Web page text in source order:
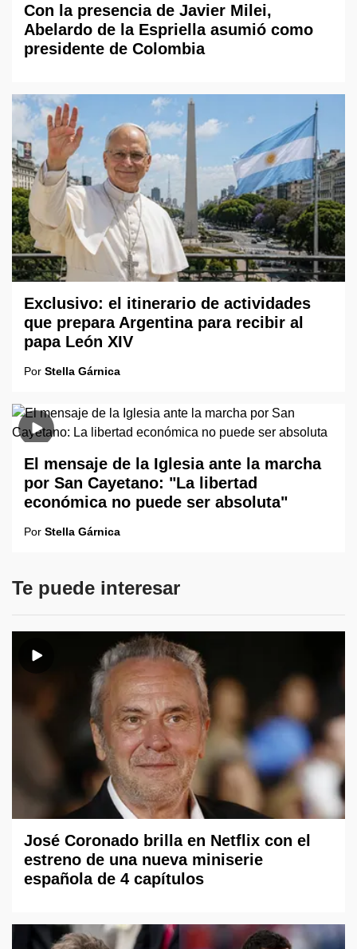
Con la presencia de Javier Milei,
Abelardo de la Espriella asumió como
presidente de Colombia
Exclusivo: el itinerario de actividades
que prepara Argentina para recibir al
papa León XIV
Por Stella Gárnica
El mensaje de la Iglesia ante la marcha
por San Cayetano: "La libertad
económica no puede ser absoluta"
Por Stella Gárnica
Te puede interesar
José Coronado brilla en Netflix con el
estreno de una nueva miniserie
española de 4 capítulos